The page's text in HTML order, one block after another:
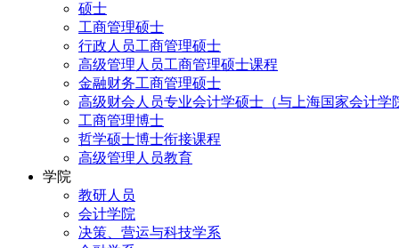
硕士
工商管理硕士
行政人员工商管理硕士
高级管理人员工商管理硕士课程
金融财务工商管理硕士
高级财会人员专业会计学硕士（与上海国家会计学
工商管理博士
哲学硕士博士衔接课程
高级管理人员教育
学院
教研人员
会计学院
决策、营运与科技学系